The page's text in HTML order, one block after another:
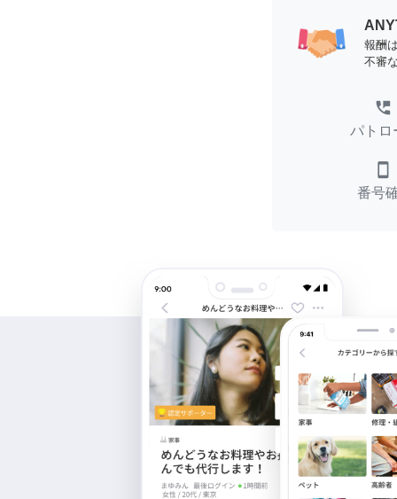
報酬
不審
perm_phone_msg
パトロ
smartphone
番号